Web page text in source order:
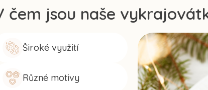
čem jsou naše
Široké využití
Různé motivy